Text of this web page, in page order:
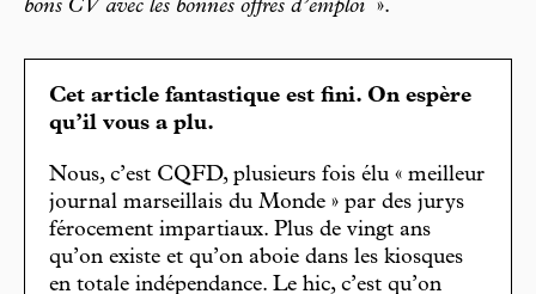
bons CV avec les bonnes offres d’emploi ».
Cet article fantastique est fini. On espère
qu’il vous a plu.
Nous, c’est CQFD, plusieurs fois élu « meilleur
journal marseillais du Monde » par des jurys
férocement impartiaux. Plus de vingt ans
qu’on existe et qu’on aboie dans les kiosques
en totale indépendance. Le hic, c’est qu’on